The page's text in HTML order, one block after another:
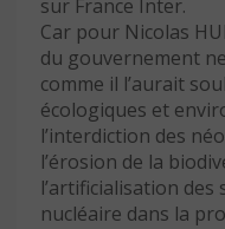
sur France Inter.
Car pour Nicolas
du gouvernement
comme il l’aurait
écologiques et
l’interdiction des
l’érosion de la
l’artificialisation
nucléaire dans la